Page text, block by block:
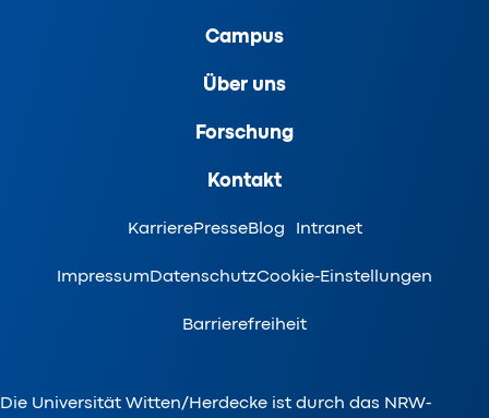
Campus
Über uns
Forschung
Kontakt
KarrierePresseBlog Intranet
ImpressumDatenschutzCookie-Einstellungen
Barrierefreiheit
Die Universität Witten/Herdecke ist durch das NRW-